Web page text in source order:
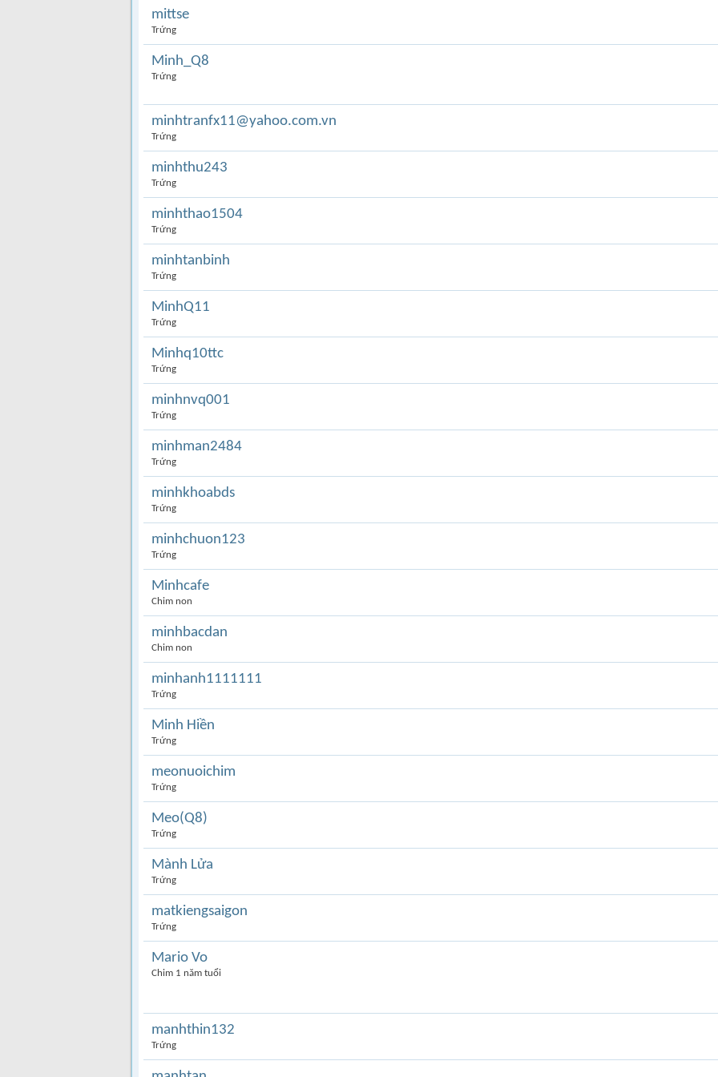
mittse
Trứng
Minh_Q8
Trứng
minhtranfx11@yahoo.com.vn
Trứng
minhthu243
Trứng
minhthao1504
Trứng
minhtanbinh
Trứng
MinhQ11
Trứng
Minhq10ttc
Trứng
minhnvq001
Trứng
minhman2484
Trứng
minhkhoabds
Trứng
minhchuon123
Trứng
Minhcafe
Chim non
minhbacdan
Chim non
minhanh1111111
Trứng
Minh Hiền
Trứng
meonuoichim
Trứng
Meo(Q8)
Trứng
Mành Lửa
Trứng
matkiengsaigon
Trứng
Mario Vo
Chim 1 năm tuổi
manhthin132
Trứng